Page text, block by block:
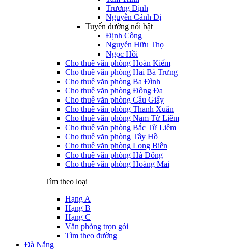
Trương Định
Nguyễn Cảnh Dị
Tuyến đường nổi bật
Định Công
Nguyễn Hữu Thọ
Ngọc Hồi
Cho thuê văn phòng Hoàn Kiếm
Cho thuê văn phòng Hai Bà Trưng
Cho thuê văn phòng Ba Đình
Cho thuê văn phòng Đống Đa
Cho thuê văn phòng Cầu Giấy
Cho thuê văn phòng Thanh Xuân
Cho thuê văn phòng Nam Từ Liêm
Cho thuê văn phòng Bắc Từ Liêm
Cho thuê văn phòng Tây Hồ
Cho thuê văn phòng Long Biên
Cho thuê văn phòng Hà Đông
Cho thuê văn phòng Hoàng Mai
Tìm theo loại
Hạng A
Hạng B
Hạng C
Văn phòng trọn gói
Tìm theo đường
Đà Nẵng